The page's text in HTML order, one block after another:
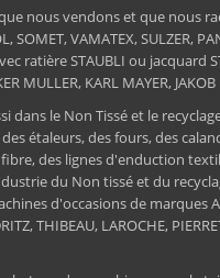
nous vendons et que nous
SOMET, VAMATEX, SULZER,
ratière STAUBLI ou jacquard
MULLER, KARL MAYER,
dans le Non Tissé et le
étaleurs, des fours, des
des lignes d'enduction
du Non tissé et du
d'occasions de marques
THIBEAU, LAROCHE,